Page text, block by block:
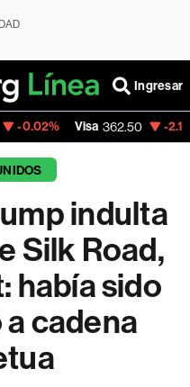
Ingresar
Visa 362.50 -2.15%
indulta
Silk Road,
había sido
cadena